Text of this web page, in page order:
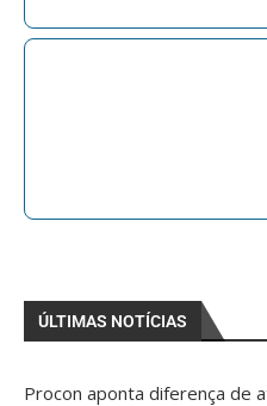
ÚLTIMAS NOTÍCIAS
Procon aponta diferença de